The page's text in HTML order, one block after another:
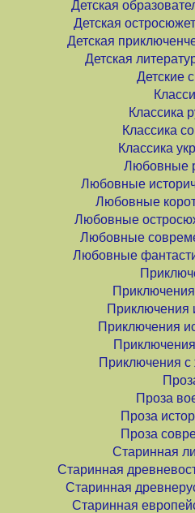
Детская
Детская
Детская
Детская
Детские
Классика
Классика
Классика
Любовные
Любовные
Любовные
Любовные
Любовные
Любовные
Приключения
Приключения
Приключения
Проза
Проза
Проза
Старинная
Старинная
Старинная
Старинная